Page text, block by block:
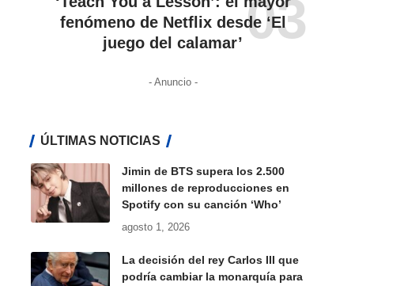
fenómeno de Netflix desde ‘El
juego del calamar’
- Anuncio -
ÚLTIMAS NOTICIAS
Jimin de BTS supera los 2.500
millones de reproducciones en
Spotify con su canción ‘Who’
agosto 1, 2026
La decisión del rey Carlos III que
podría cambiar la monarquía para